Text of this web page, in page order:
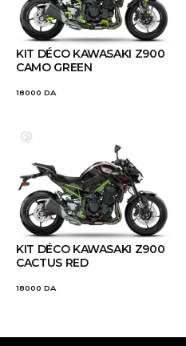
KIT DÉCO KAWASAKI Z900
CAMO GREEN
18000 DA
KIT DÉCO KAWASAKI Z900
CACTUS RED
18000 DA